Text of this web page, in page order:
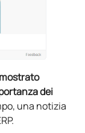
dei
una notizia